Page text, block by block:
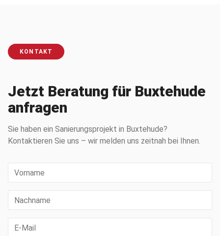
KONTAKT
Jetzt Beratung für Buxtehude
anfragen
Sie haben ein Sanierungsprojekt in Buxtehude?
Kontaktieren Sie uns – wir melden uns zeitnah bei Ihnen.